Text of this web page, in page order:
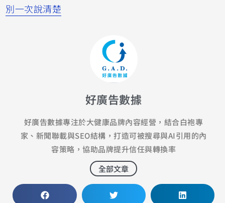
別一次說清楚
好廣告數據
好廣告數據專注於大健康品牌內容經營，結合白袍專
家、新聞聯載與SEO結構，打造可被搜尋與AI引用的內
容策略，協助品牌提升信任與轉換率
全部文章